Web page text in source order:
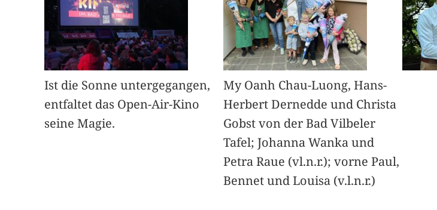
Ist die Sonne untergegangen,
entfaltet das Open-Air-Kino
seine Magie.
My Oanh Chau-Luong, Hans-
Herbert Dernedde und Christa
Gobst von der Bad Vilbeler
Tafel; Johanna Wanka und
Petra Raue (vl.n.r.); vorne Paul,
Bennet und Louisa (v.l.n.r.)